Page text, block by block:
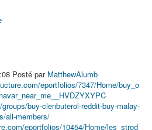
Posté par MatthewAlumb
eportfolios/7347/Home/buy_o
buy-clenbuterol-reddit-buy-malay-
all-members/
eportfolios/10454/Home/les_strod